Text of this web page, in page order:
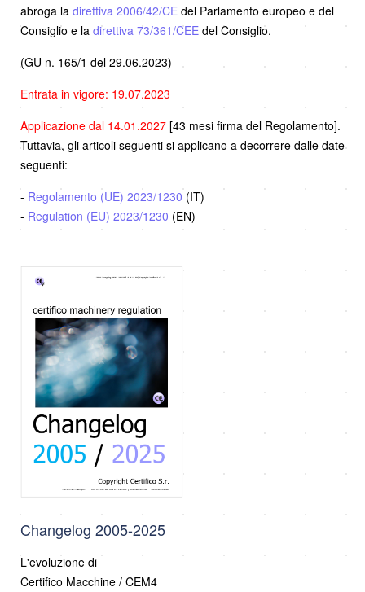
abroga la direttiva 2006/42/CE del Parlamento europeo e del
Consiglio e la direttiva 73/361/CEE del Consiglio.
(GU n. 165/1 del 29.06.2023)
Entrata in vigore: 19.07.2023
Applicazione dal 14.01.2027 [43 mesi firma del Regolamento].
Tuttavia, gli articoli seguenti si applicano a decorrere dalle date
seguenti:
- Regolamento (UE) 2023/1230 (IT)
- Regulation (EU) 2023/1230 (EN)
Changelog 2005-2025
L'evoluzione di
Certifico Macchine / CEM4